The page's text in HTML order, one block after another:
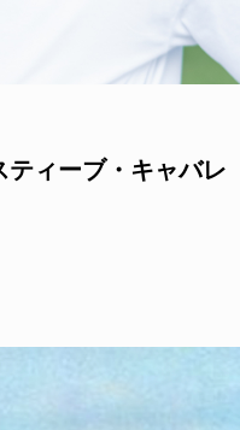
ィーブ・キャバレ